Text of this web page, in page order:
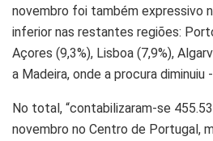
novembro foi também expressivo
inferior nas restantes regiões:
Açores (9,3%), Lisboa (7,9%),
a Madeira, onde a procura diminuiu -
No total, “contabilizaram-se
novembro no Centro de Portugal,